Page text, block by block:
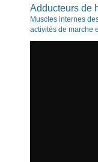
Adducteurs de
Muscles internes
activités de marche